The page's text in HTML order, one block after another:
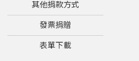
其他捐款方式
發票捐贈
表單下載